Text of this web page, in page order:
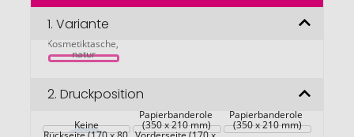
Bildgalerie
springen
1. Variante
Kosmetiktasche,
natur
2. Druckposition
Keine
Papierbanderole
(350 x 210 mm)
Papierbanderole
(350 x 210 mm)